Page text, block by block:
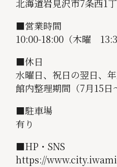
北海道岩見沢市7条西1
■営業時間
10:00-18:00（木曜
■休日
水曜日、祝日の翌日、
館内整理期間（7月15日
■駐車場
有り
■HP・SNS
https://